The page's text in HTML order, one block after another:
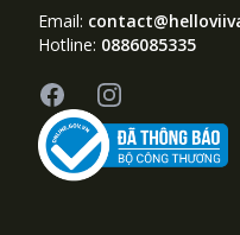
Email:
Hotline: 0886085335
FacebookInstagram